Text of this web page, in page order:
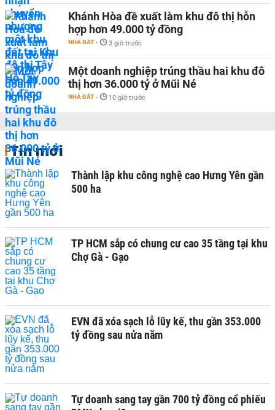
Khánh Hòa đề xuất làm khu đô thị hỗn
hợp hơn 49.000 tỷ đồng
NHÀ ĐẤT - 3 giờ trước
Một doanh nghiệp trúng thầu hai khu đô
thị hơn 36.000 tỷ ở Mũi Né
NHÀ ĐẤT - 10 giờ trước
Tin mới
Thành lập khu công nghệ cao Hưng Yên gần
500 ha
TP HCM sắp có chung cư cao 35 tầng tại khu
Chợ Gà - Gạo
EVN đã xóa sạch lỗ lũy kế, thu gần 353.000
tỷ đồng sau nửa năm
Tự doanh sang tay gần 700 tỷ đồng cổ phiếu